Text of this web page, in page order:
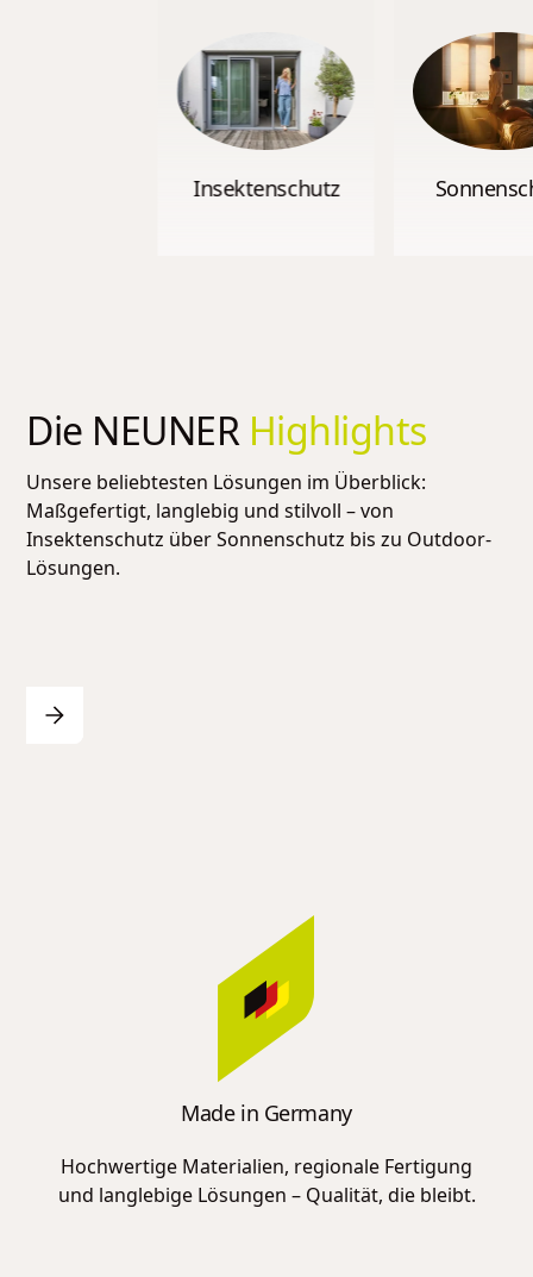
Insektenschutz
Die NEUNER Highlights
Unsere beliebtesten Lösungen im Überblick:
Maßgefertigt, langlebig und stilvoll – von
Insektenschutz über Sonnenschutz bis zu Outdoor-
Lösungen.
Made in Germany
Hochwertige Materialien, regionale Fertigung
und langlebige Lösungen – Qualität, die bleibt.